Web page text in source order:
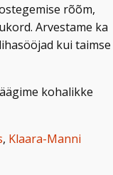
rõõm,
Arvestame ka
kui taimse
kohalikke
, Klaara-Manni